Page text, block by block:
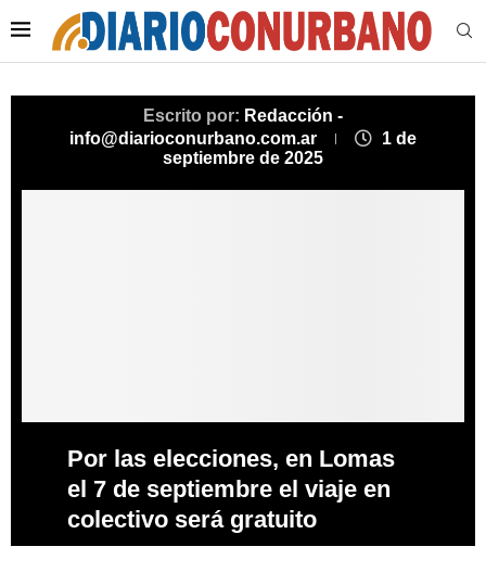
Escrito por: Redacción -
info@diarioconurbano.com.ar
1 de
septiembre de 2025
Por las elecciones, en Lomas
el 7 de septiembre el viaje en
colectivo será gratuito